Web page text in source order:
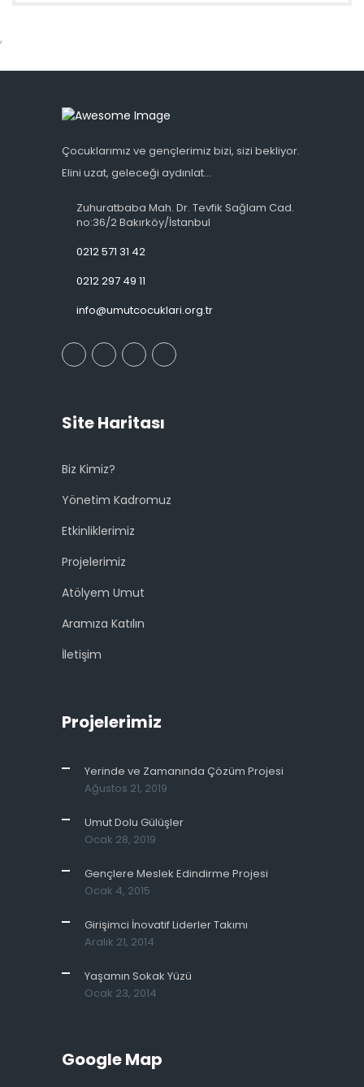
,
Çocuklarımız ve gençlerimiz bizi, sizi bekliyor.
Elini uzat, geleceği aydınlat...
Zuhuratbaba Mah. Dr. Tevfik Sağlam Cad.
no:36/2 Bakırköy/İstanbul
0212 571 31 42
0212 297 49 11
info@umutcocuklari.org.tr
Site Haritası
Biz Kimiz?
Yönetim Kadromuz
Etkinliklerimiz
Projelerimiz
Atölyem Umut
Aramıza Katılın
İletişim
Projelerimiz
Yerinde ve Zamanında Çözüm Projesi
Ağustos 21, 2019
Umut Dolu Gülüşler
Ocak 28, 2019
Gençlere Meslek Edindirme Projesi
Ocak 4, 2015
Girişimci İnovatif Liderler Takımı
Aralık 21, 2014
Yaşamın Sokak Yüzü
Ocak 23, 2014
Google Map